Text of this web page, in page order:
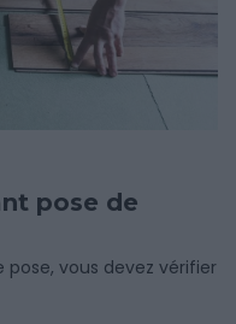
pose de
vous devez vérifier